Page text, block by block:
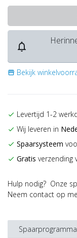
notifications_none
storefront Bekijk
check Levertijd 1-2
check Wij leveren in
check Spaarsysteem
check Gratis verzending
Hulp nodig? Onze
Neem contact op
Spaarprogramma